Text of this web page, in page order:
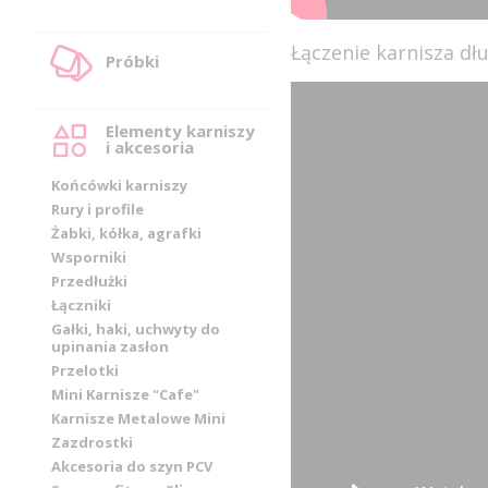
Próbki
Elementy karniszy
i akcesoria
Końcówki karniszy
Rury i profile
Żabki, kółka, agrafki
Wsporniki
Przedłużki
Łączniki
Gałki, haki, uchwyty do
upinania zasłon
Przelotki
Mini Karnisze "Cafe"
Karnisze Metalowe Mini
Zazdrostki
Akcesoria do szyn PCV
Łączenie karnisza